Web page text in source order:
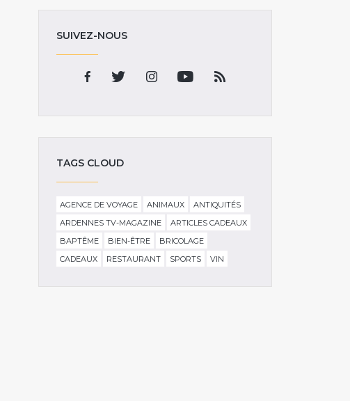
SUIVEZ-NOUS
TAGS CLOUD
AGENCE DE VOYAGE ANIMAUX
ANTIQUITÉS
ARDENNES TV-MAGAZINE
ARTICLES CADEAUX
BAPTÊME
BIEN-ÊTRE
BRICOLAGE
CADEAUX
RESTAURANT SPORTS VIN